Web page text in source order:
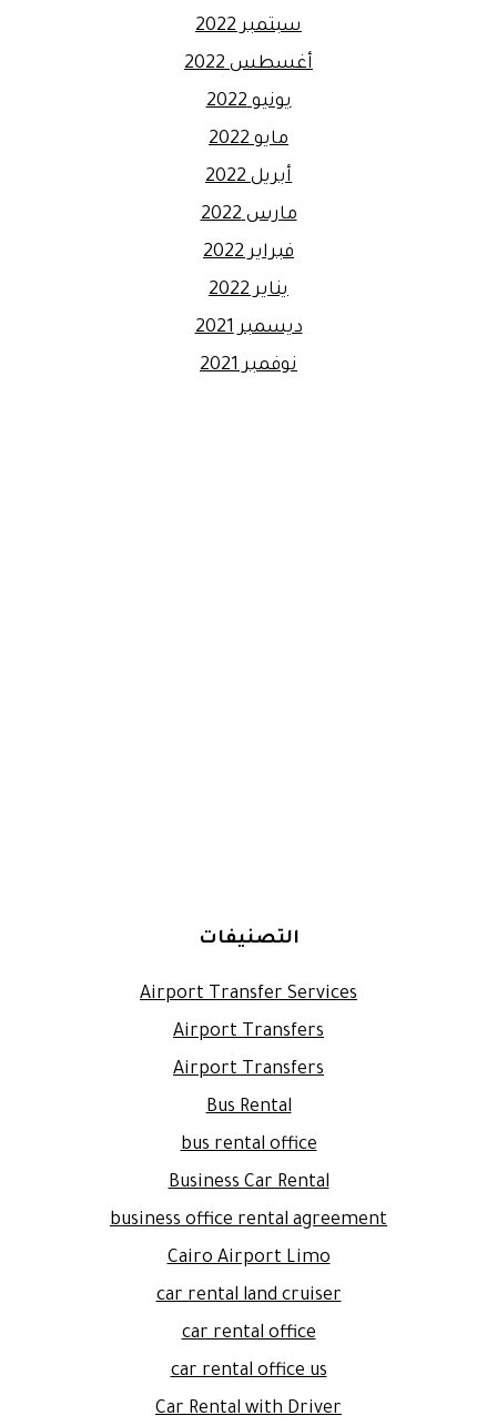
سبتمبر 2022
أغسطس 2022
يونيو 2022
مايو 2022
أبريل 2022
مارس 2022
فبراير 2022
يناير 2022
ديسمبر 2021
نوفمبر 2021
التصنيفات
Airport Transfer Services
Airport Transfers
Airport Transfers
Bus Rental
bus rental office
Business Car Rental
business office rental agreement
Cairo Airport Limo
car rental land cruiser
car rental office
car rental office us
Car Rental with Driver